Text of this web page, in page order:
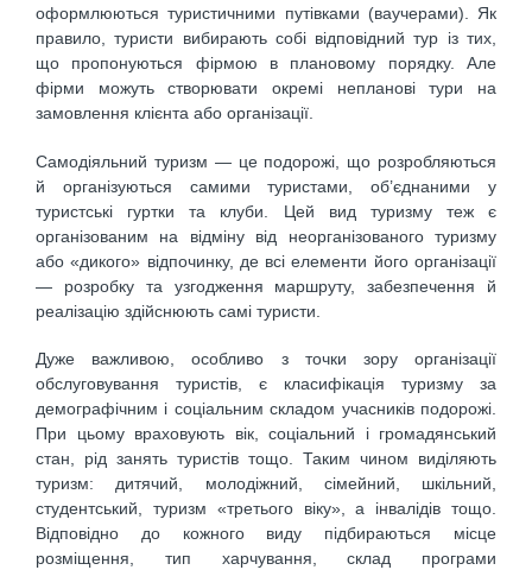
оформлюються туристичними путівками (ваучерами). Як
правило, туристи вибирають собі відповідний тур із тих,
що пропонуються фірмою в плановому порядку. Але
фірми можуть ство­рювати окремі непланові тури на
замовлення клієнта або організації.
Самодіяльний туризм — це подорожі, що розробляються
й організуються самими туристами, об’єднаними у
туристські гуртки та клуби. Цей вид туризму теж є
організованим на відміну від неор­ганізованого туризму
або «дикого» відпочинку, де всі елементи його організації
— розробку та узгодження маршруту, забезпечення й
реалізацію здійснюють самі туристи.
Дуже важливою, особливо з точки зору організації
обслуговування туристів, є класифікація туризму за
демографічним і соціальним складом учасників подорожі.
При цьому враховують вік, соціальний і громадянський
стан, рід занять туристів тощо. Таким чином виділяють
туризм: дитячий, молодіжний, сімейний, шкільний,
студентський, туризм «третього віку», а інвалідів тощо.
Відповідно до кожного виду підбираються місце
розміщення, тип харчування, склад програми